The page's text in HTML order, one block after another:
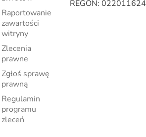
Raportowanie
zawartości
witryny
Zlecenia
prawne
Zgłoś sprawę
prawną
Regulamin
programu
zleceń
REGON: 022011624